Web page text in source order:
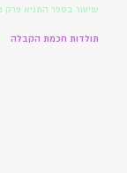
שיעור בספר התניא פרק
תולדות חכמת הקבלה